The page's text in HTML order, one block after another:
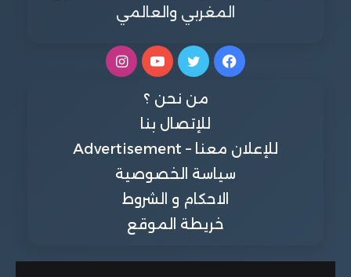
المغربي والعالمي
فيسبوكتويتر يوتيوبانستقرام
من نحن ؟
للإتصال بنا
للإعلان معنا – Advertisement
سياسة الخصوصية
الاحكام و الشروط
خريطة الموقع